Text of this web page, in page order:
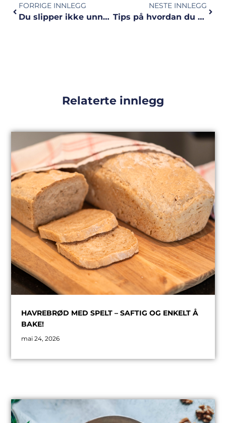
FORRIGE INNLEGG
Du slipper ikke unna ukas intervall!
NESTE INNLEGG
Tips på hvordan du bør trene skuldrene
Relaterte innlegg
HAVREBRØD MED SPELT – SAFTIG OG ENKELT Å
BAKE!
mai 24, 2026